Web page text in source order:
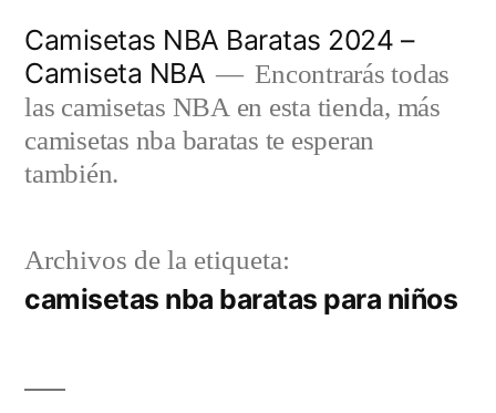
contenido
Camisetas NBA Baratas 2024 –
Camiseta NBA
Encontrarás todas
las camisetas NBA en esta tienda, más
camisetas nba baratas te esperan
también.
Archivos de la etiqueta:
camisetas nba baratas para niños